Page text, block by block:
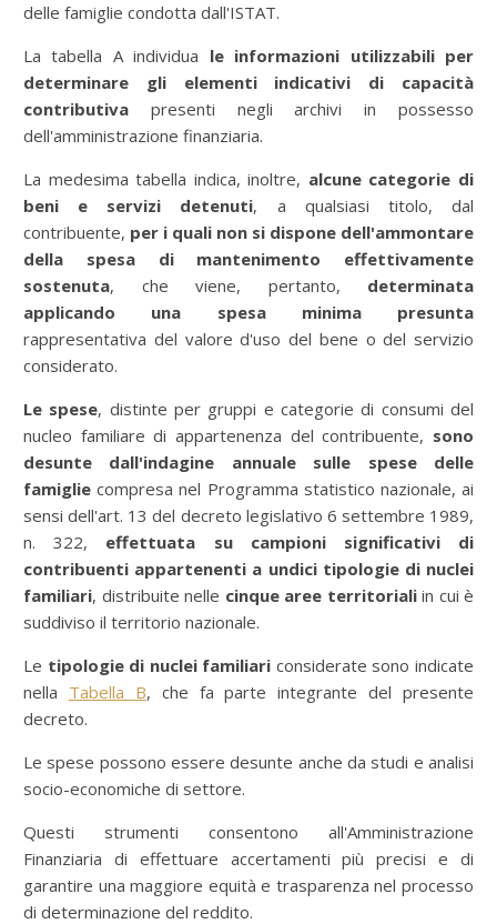
delle famiglie condotta dall'ISTAT.
La tabella A individua le informazioni utilizzabili per
determinare gli elementi indicativi di capacità
contributiva presenti negli archivi in possesso
dell'amministrazione finanziaria.
La medesima tabella indica, inoltre, alcune categorie di
beni e servizi detenuti, a qualsiasi titolo, dal
contribuente, per i quali non si dispone dell'ammontare
della spesa di mantenimento effettivamente
sostenuta, che viene, pertanto, determinata
applicando una spesa minima presunta
rappresentativa del valore d'uso del bene o del servizio
considerato.
Le spese, distinte per gruppi e categorie di consumi del
nucleo familiare di appartenenza del contribuente, sono
desunte dall'indagine annuale sulle spese delle
famigliecompresa nel Programma statistico nazionale, ai
sensi dell'art. 13 del decreto legislativo 6 settembre 1989,
n. 322, effettuata su campioni significativi di
contribuenti appartenenti a undici tipologie di nuclei
familiari, distribuite nelle cinque aree territorialiin cui è
suddiviso il territorio nazionale.
Le tipologie di nuclei familiari considerate sono indicate
nella Tabella B, che fa parte integrante del presente
decreto.
Le spese possono essere desunte anche da studi e analisi
socio-economiche di settore.
Questi strumenti consentono all'Amministrazione
Finanziaria di effettuare accertamenti più precisi e di
garantire una maggiore equità e trasparenza nel processo
di determinazione del reddito.